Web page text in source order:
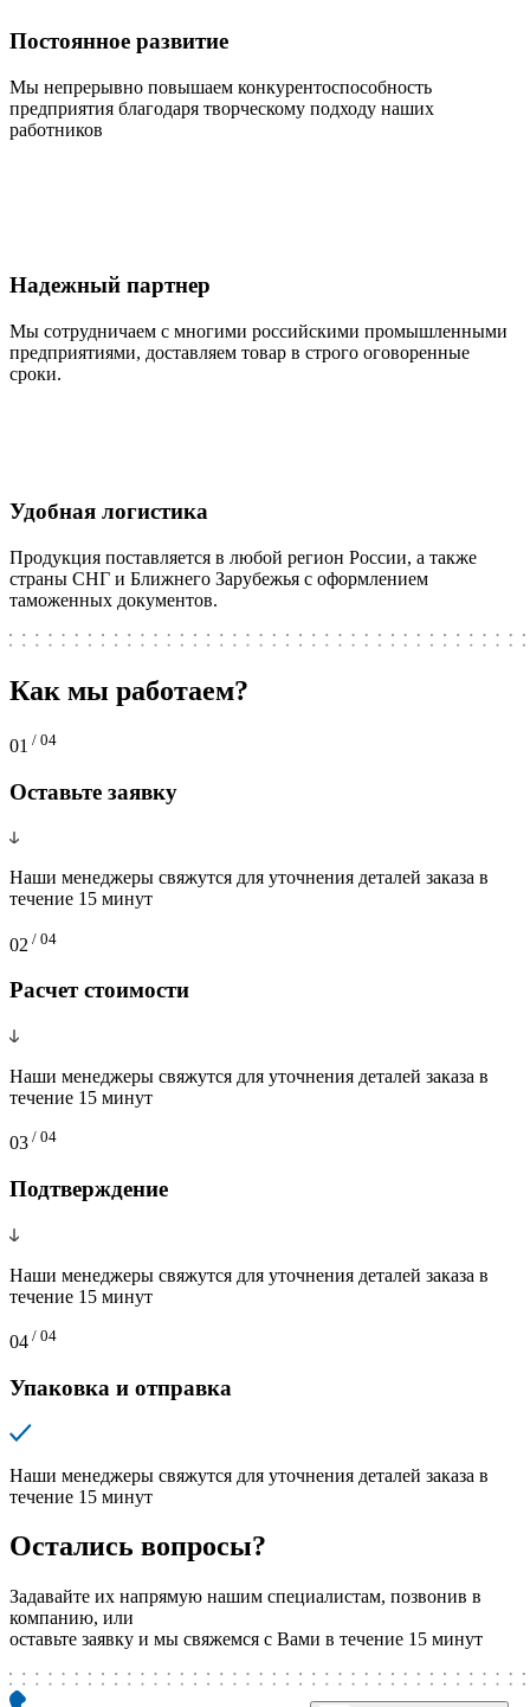
Постоянное развитие
Мы непрерывно повышаем конкурентоспособность
предприятия благодаря творческому подходу наших
работников
Надежный партнер
Мы сотрудничаем с многими российскими промышленными
предприятиями, доставляем товар в строго оговоренные
сроки.
Удобная логистика
Продукция поставляется в любой регион России, а также
страны СНГ и Ближнего Зарубежья с оформлением
таможенных документов.
Как мы работаем?
01 / 04
Оставьте заявку
Наши менеджеры свяжутся для уточнения деталей заказа в
течение 15 минут
02 / 04
Расчет стоимости
Наши менеджеры свяжутся для уточнения деталей заказа в
течение 15 минут
03 / 04
Подтверждение
Наши менеджеры свяжутся для уточнения деталей заказа в
течение 15 минут
04 / 04
Упаковка и отправка
Наши менеджеры свяжутся для уточнения деталей заказа в
течение 15 минут
Остались вопросы?
Задавайте их напрямую нашим специалистам, позвонив в
компанию, или
оставьте заявку и мы свяжемся с Вами в течение 15 минут